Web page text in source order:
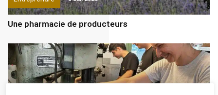
Une pharmacie de producteurs